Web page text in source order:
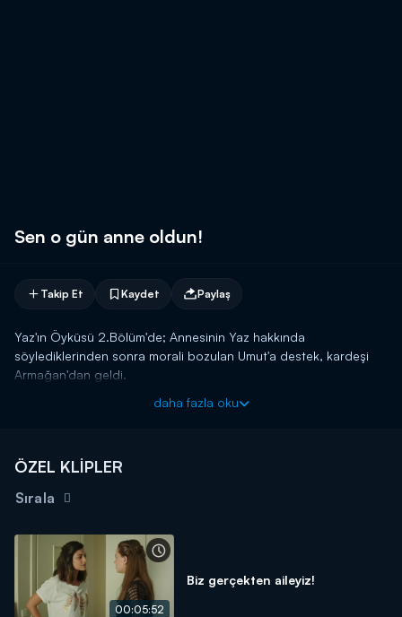
Sen o gün anne oldun!
Takip Et Kaydet Paylaş
Yaz'ın Öyküsü 2.Bölüm'de; Annesinin Yaz hakkında
söylediklerinden sonra morali bozulan Umut'a destek, kardeşi
Armağan'dan geldi.
daha fazla oku
ÖZEL KLİPLER
Sırala
00:05:52
Biz gerçekten aileyiz!